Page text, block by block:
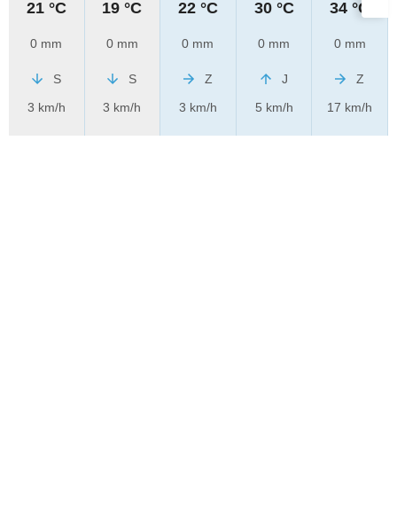
21 °C
0 mm
S
3 km/h
19 °C
0 mm
S
3 km/h
22 °C
0 mm
Z
3 km/h
30 °C
0 mm
J
5 km/h
34 °C
0 mm
Z
17 km/h